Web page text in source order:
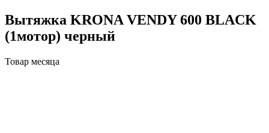
Вытяжка KRONA VENDY 600 BLACK
(1мотор) черный
Товар месяца